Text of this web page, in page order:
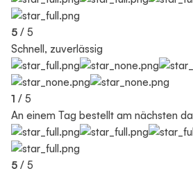
5 / 5
Schnell, zuverlässig
1 / 5
An einem Tag bestellt am nächsten da
5 / 5